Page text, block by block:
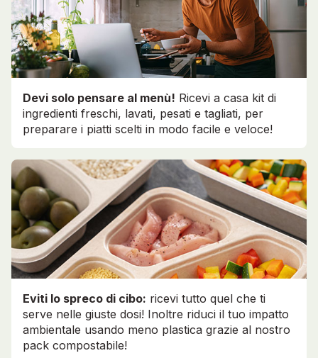
Devi solo pensare al menù! Ricevi a casa kit di
ingredienti freschi, lavati, pesati e tagliati, per
preparare i piatti scelti in modo facile e veloce!
Eviti lo spreco di cibo: ricevi tutto quel che ti
serve nelle giuste dosi! Inoltre riduci il tuo impatto
ambientale usando meno plastica grazie al nostro
pack compostabile!